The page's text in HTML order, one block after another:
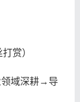
赏）
领域深耕→导